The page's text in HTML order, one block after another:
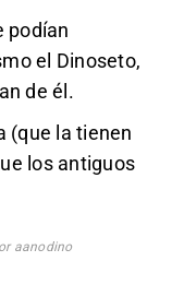
podían
el Dinoseto,
de él.
(que la tienen
los antiguos
aanodino